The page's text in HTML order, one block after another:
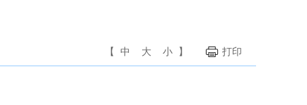
【 中 大 小 】 打印